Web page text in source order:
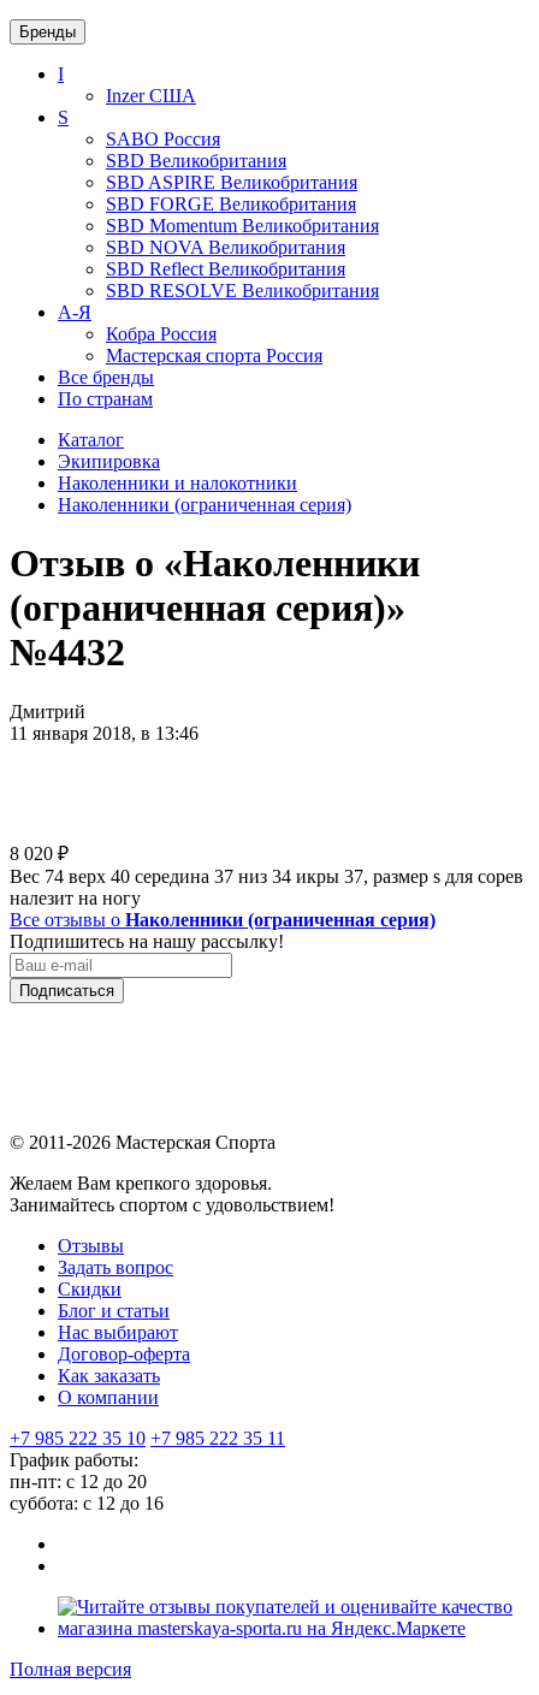
Бренды
I
InzerСША
S
SABO Россия
SBD Великобритания
SBD ASPIRE Великобритания
SBD FORGE Великобритания
SBD Momentum Великобритания
SBD NOVA Великобритания
SBD Reflect Великобритания
SBD RESOLVE Великобритания
А-Я
Кобра Россия
Мастерская спорта Россия
Все бренды
По странам
Каталог
Экипировка
Наколенники и налокотники
Наколенники (ограниченная серия)
Отзыв о «Наколенники
(ограниченная серия)»
№4432
Дмитрий
11 января 2018, в 13:46
8 020 ₽
Вес 74 верх 40 середина 37 низ 34 икры 37, размер s для сорев
налезит на ногу
Все отзывы о Наколенники (ограниченная серия)
Подпишитесь на нашу рассылку!
Подписаться
© 2011-2026 Мастерская Спорта
Желаем Вам крепкого здоровья.
Занимайтесь спортом с удовольствием!
Отзывы
Задать вопрос
Скидки
Блог и статьи
Нас выбирают
Договор-оферта
Как заказать
О компании
+7 985 222 35 10 +7 985 222 35 11
График работы:
пн-пт: с 12 до 20
суббота: c 12 до 16
Полная версия